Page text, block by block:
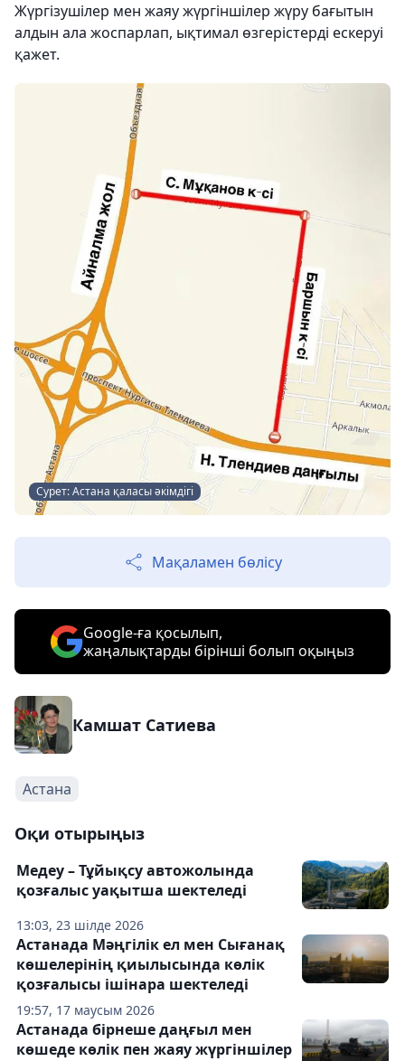
Жүргізушілер мен жаяу жүргіншілер жүру бағытын
алдын ала жоспарлап, ықтимал өзгерістерді ескеруі
қажет.
Сурет: Астана қаласы әкімдігі
Мақаламен бөлісу
Google-ға қосылып,
жаңалықтарды бірінші болып оқыңыз
Камшат Сатиева
Астана
Оқи отырыңыз
13:03, 23 шілде 2026
Медеу – Тұйықсу автожолында
қозғалыс уақытша шектеледі
19:57, 17 маусым 2026
Астанада Мәңгілік ел мен Сығанақ
көшелерінің қиылысында көлік
қозғалысы ішінара шектеледі
Астанада бірнеше даңғыл мен
көшеде көлік пен жаяу жүргіншілер